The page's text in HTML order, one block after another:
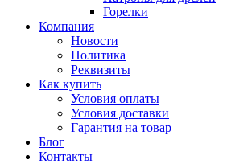
Горелки
Компания
Новости
Политика
Реквизиты
Как купить
Условия оплаты
Условия доставки
Гарантия на товар
Блог
Контакты